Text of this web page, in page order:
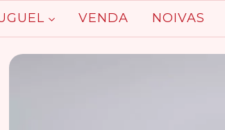
VENDA NOIVAS